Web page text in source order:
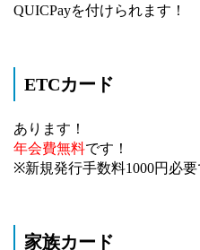
QUICPayを付けられます！
ETCカード
あります！
年会費無料です！
※新規発行手数料1000円必要
家族カード